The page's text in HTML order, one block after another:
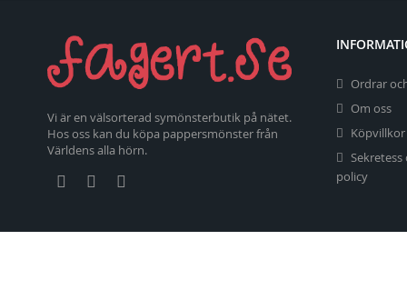
Vi är en välsorterad symönsterbutik på nätet.
Hos oss kan du köpa pappersmönster från
Världens alla hörn.
Ordrar
Om oss
Köpvillkor
Sekretess
policy